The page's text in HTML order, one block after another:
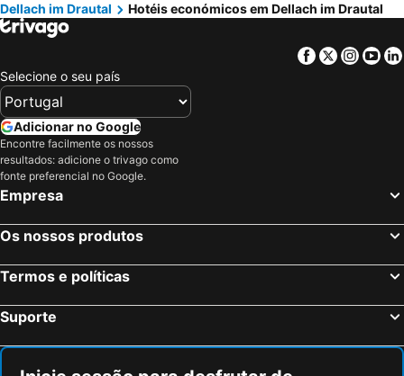
Dellach im Drautal
Hotéis económicos em Dellach im Drautal
Facebook
Twitter
Selecione o seu país
Adicionar no Google
Encontre facilmente os nossos
resultados: adicione o trivago como
fonte preferencial no Google.
Empresa
Os nossos produtos
Termos e políticas
Suporte